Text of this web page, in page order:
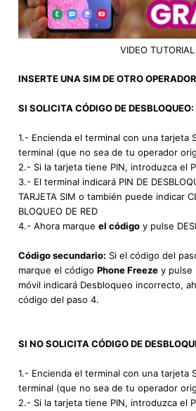
VIDEO TUTORIAL
INSERTE UNA SIM DE OTRO OPERADOR
SI SOLICITA CÓDIGO DE DESBLOQUEO:
1.- Encienda el terminal con una tarjeta
terminal (que no sea de tu operador
2.- Si la tarjeta tiene PIN, introduzca el
3.- El terminal indicará PIN DE
TARJETA SIM o también puede indicar
BLOQUEO DE RED
4.- Ahora marque el código y pulse
Código secundario: Si el código del
marque el código Phone Freeze y pulse
móvil indicará Desbloqueo incorrecto,
código del paso 4.
SI NO SOLICITA CÓDIGO DE
1.- Encienda el terminal con una tarjeta
terminal (que no sea de tu operador
2.- Si la tarjeta tiene PIN, introduzca el